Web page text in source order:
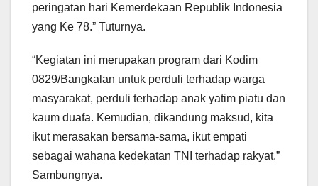
peringatan hari Kemerdekaan Republik Indonesia
yang Ke 78.” Tuturnya.
“Kegiatan ini merupakan program dari Kodim
0829/Bangkalan untuk perduli terhadap warga
masyarakat, perduli terhadap anak yatim piatu dan
kaum duafa. Kemudian, dikandung maksud, kita
ikut merasakan bersama-sama, ikut empati
sebagai wahana kedekatan TNI terhadap rakyat.”
Sambungnya.